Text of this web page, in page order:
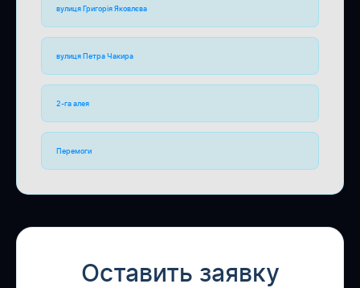
вулиця Григорія Яковлєва
вулиця Петра Чакира
2-га алея
Перемоги
Оставить заявку